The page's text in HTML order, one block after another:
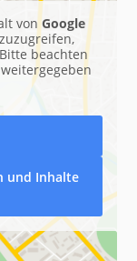
vonGoogle
beachten
und Inhalte